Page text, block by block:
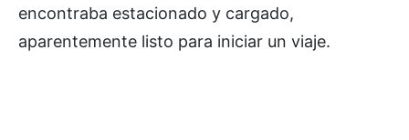
encontraba estacionado y cargado,
aparentemente listo para iniciar un viaje.